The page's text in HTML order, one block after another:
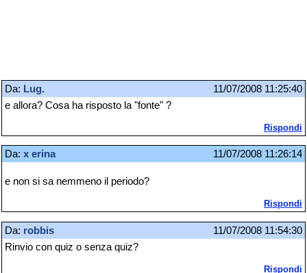
Da: Lug.
11/07/2008 11:25:40
e allora? Cosa ha risposto la "fonte" ?
Rispondi
Da: x erina 11/07/2008 11:26:14
e non si sa nemmeno il periodo?
Rispondi
Da: robbis
11/07/2008 11:54:30
Rinvio con quiz o senza quiz?
Rispondi